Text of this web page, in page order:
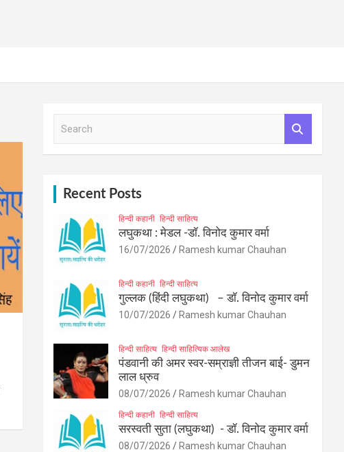
Recent Posts
हिन्दी कहानी हिन्दी साहित्य
लघुकथा : मेडल -डॉ. विनोद कुमार वर्मा
16/07/2026 Ramesh kumar Chauhan
हिन्दी कहानी हिन्दी साहित्य
गुल्लक (हिंदी लघुकथा) – डॉ. विनोद कुमार वर्मा
10/07/2026 Ramesh kumar Chauhan
हिन्दी साहित्य हिन्दी साहित्यिक आलेख
पंडवानी की अमर स्वर-सम्राज्ञी तीजन बाई- डुमन
लाल ध्रुव
08/07/2026 Ramesh kumar Chauhan
हिन्दी कहानी हिन्दी साहित्य
सरस्वती सुता (लघुकथा) ​- डॉ. विनोद कुमार वर्मा
08/07/2026 Ramesh kumar Chauhan